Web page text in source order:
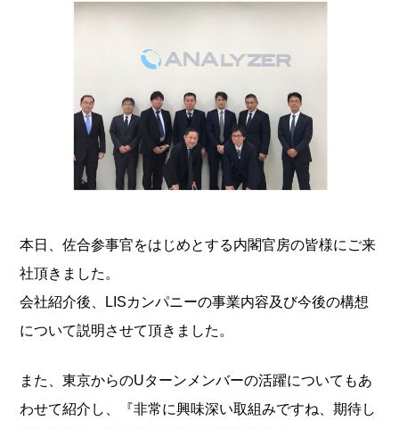
本日、佐合参事官をはじめとする内閣官房の皆様にご来
社頂きました。
会社紹介後、LISカンパニーの事業内容及び今後の構想
について説明させて頂きました。
また、東京からのUターンメンバーの活躍についてもあ
わせて紹介し、『非常に興味深い取組みですね、期待し